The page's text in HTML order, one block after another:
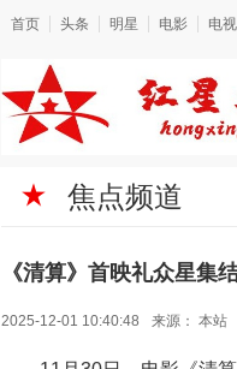
首页 头条 明星 电影 电视
焦点频道
《清算》首映礼众星集
2025-12-01 10:40:48 来源： 本站